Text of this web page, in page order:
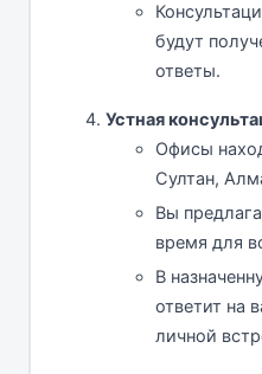
будут
ответы.
Устная
Офисы
Султан,
Вы
время для
В
ответит на
личной